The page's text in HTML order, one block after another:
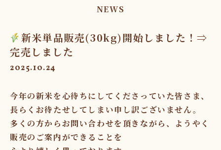
NEWS
新米単品販売(30kg)開始しました！⇒
完売しました
2025.10.24
今年の新米を心待ちにしてくださっていた皆さま、
長らくお待たせしてしまい申し訳ございません。
多くの方からお問い合わせを頂きながら、ようやく
販売のご案内ができることを